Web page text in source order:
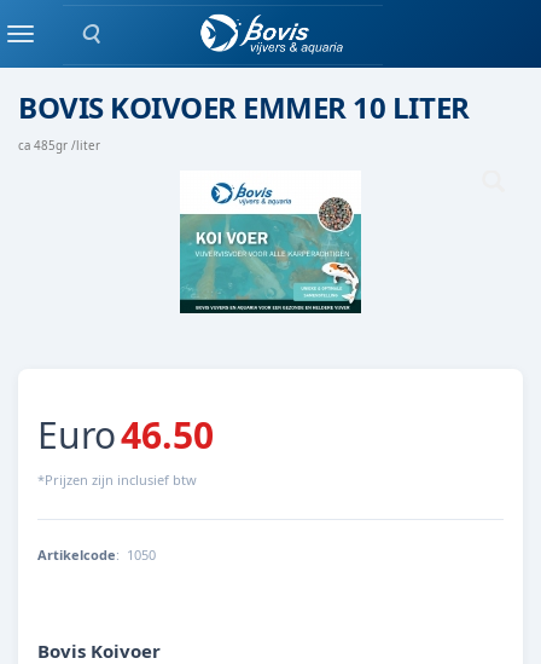
Zoeken
Menukoivoer
BOVIS KOIVOER EMMER 10 LITER
ca 485gr /liter
Euro46.50
*Prijzen zijn inclusief btw
Artikelcode: 1050
Bovis Koivoer